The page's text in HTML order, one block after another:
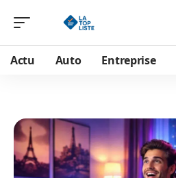
Actu Auto Entreprise